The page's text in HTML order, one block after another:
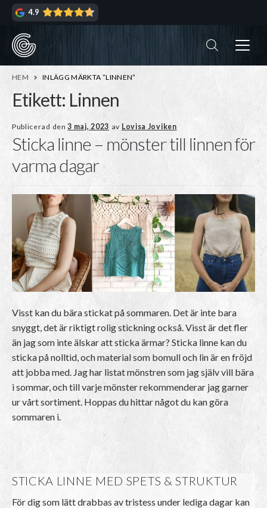
Hoppa
navigering
Hoppa
innehåll
4.9
HEM INLÄGG MÄRKTA ”LINNEN”
Etikett:Linnen
Publicerad den3 maj, 2023 av Lovisa Joviken
Sticka linne – mönster till linnen för
varma dagar
Visst kan du bära stickat på sommaren. Det är inte bara
snyggt, det är riktigt rolig stickning också. Visst är det fler
än jag som inte älskar att sticka ärmar? Sticka linne kan du
sticka på nolltid, och material som bomull och lin är en fröjd
att jobba med. Jag har listat mönstren som jag själv vill bära
i sommar, och till varje mönster rekommenderar jag garner
ur vårt sortiment. Hoppas du hittar något du kan göra
sommaren i.
STICKA LINNE MED SPETS & STRUKTUR
För dig som lätt drabbas av tristess under lediga dagar kan